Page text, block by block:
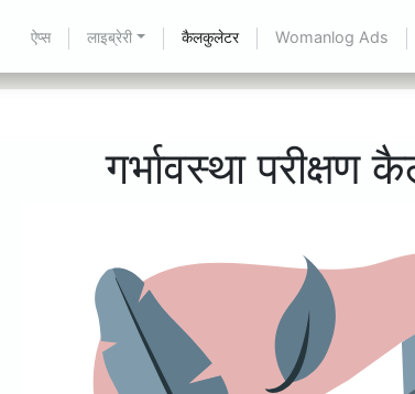
ऐप्स लाइब्रेरी कैलकुलेटर Womanlog Ads
गर्भावस्था